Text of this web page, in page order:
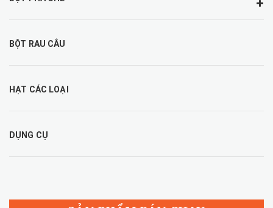
BỘT RAU CÂU
HẠT CÁC LOẠI
DỤNG CỤ